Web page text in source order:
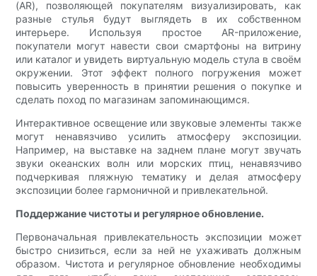
(AR), позволяющей покупателям визуализировать, как
разные стулья будут выглядеть в их собственном
интерьере. Используя простое AR-приложение,
покупатели могут навести свои смартфоны на витрину
или каталог и увидеть виртуальную модель стула в своём
окружении. Этот эффект полного погружения может
повысить уверенность в принятии решения о покупке и
сделать поход по магазинам запоминающимся.
Интерактивное освещение или звуковые элементы также
могут ненавязчиво усилить атмосферу экспозиции.
Например, на выставке на заднем плане могут звучать
звуки океанских волн или морских птиц, ненавязчиво
подчеркивая пляжную тематику и делая атмосферу
экспозиции более гармоничной и привлекательной.
Поддержание чистоты и регулярное обновление.
Первоначальная привлекательность экспозиции может
быстро снизиться, если за ней не ухаживать должным
образом. Чистота и регулярное обновление необходимы